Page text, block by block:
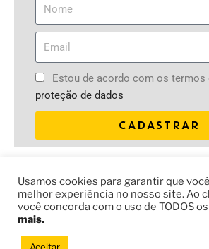
Usamos cookies para garantir que
melhor experiência no nosso site. Ao
você concorda com o uso de TODOS
mais.
Estou de acordo com os termos
proteção de dados
CADASTRAR
Sua contribuição leva nossa educação social
comunidades do Brasil e do mundo.